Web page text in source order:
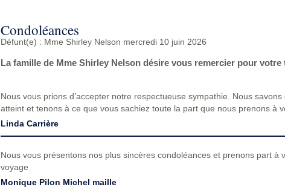
Condoléances
Défunt(e) : Mme Shirley Nelson mercredi 10 juin 2026
La famille de Mme Shirley Nelson désire vous remercier pour votre
Nous vous prions d’accepter notre respectueuse sympathie. Nous
atteint et tenons à ce que vous sachiez toute la part que nous prenons à
Linda Carrière
Nous vous présentons nos plus sincères condoléances et prenons part à
voyage
Monique Pilon Michel maille